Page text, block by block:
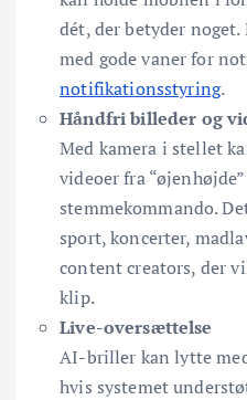
dét, der betyder
med gode vaner for
notifikationsstyring.
Håndfri billeder og
Med kamera i stellet
videoer fra
stemmekommando.
sport, koncerter,
content creators, der
klip.
Live-oversættelse
AI-briller kan lytte
hvis systemet